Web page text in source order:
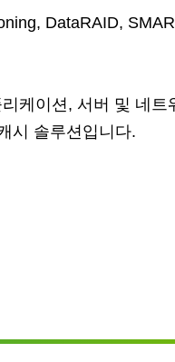
DataRAID,
케이션, 서버 및 네트
시 솔루션입니다.